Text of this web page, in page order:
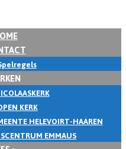
KERK
HELEVOIRT-HAAREN
EMMAUS